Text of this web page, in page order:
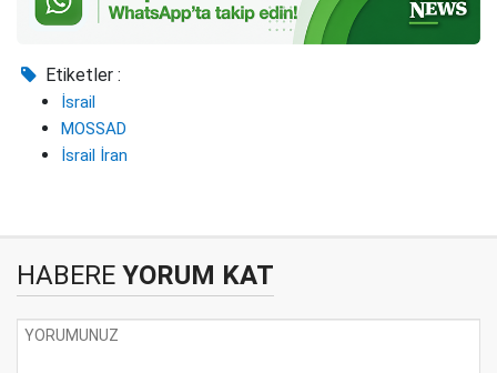
Etiketler :
İsrail
MOSSAD
İsrail İran
HABERE YORUM KAT